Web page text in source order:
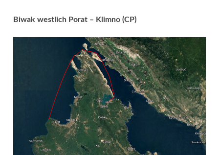
Biwak westlich Porat – Klimno (CP)